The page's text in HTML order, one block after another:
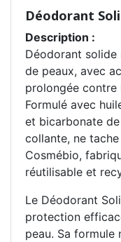
Déodorant
Description :
Déodorant
de peaux, avec
prolongée contre
Formulé avec
et bicarbonate
collante, ne
Cosmébio,
réutilisable et
Le Déodorant
protection
peau. Sa